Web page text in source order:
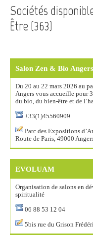
Sociétés
Être (363)
Salon Zen & Bio Angers
Du 20 au 22 mars 2026 au
Angers vous accueille pour
du bio, du bien-être et de
+33(1)45560909
Parc des Expositions
Route de Paris, 49000
EVOLUAM
Organisation de salons en
spiritualité
06 88 53 12 04
5bis rue du Grison